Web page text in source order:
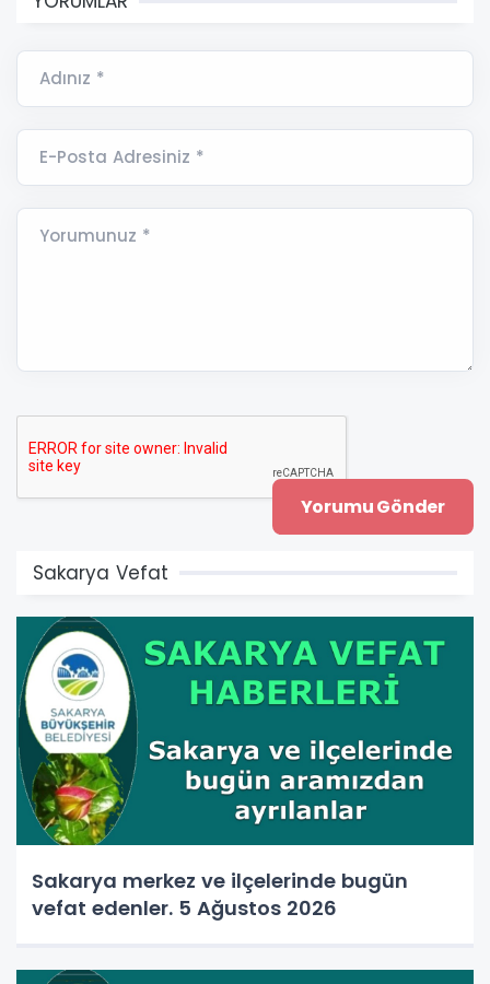
Adınız *
E-Posta Adresiniz *
Yorumunuz *
Sakarya Vefat
Sakarya merkez ve ilçelerinde bugün
vefat edenler. 5 Ağustos 2026